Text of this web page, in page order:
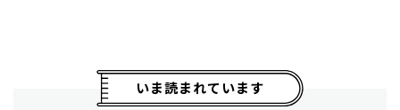
いま読まれています